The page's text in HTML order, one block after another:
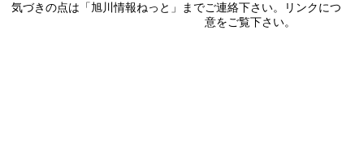
気づきの点は「旭川情報ねっと」までご連絡下さい。リンクに
意をご覧下さい。